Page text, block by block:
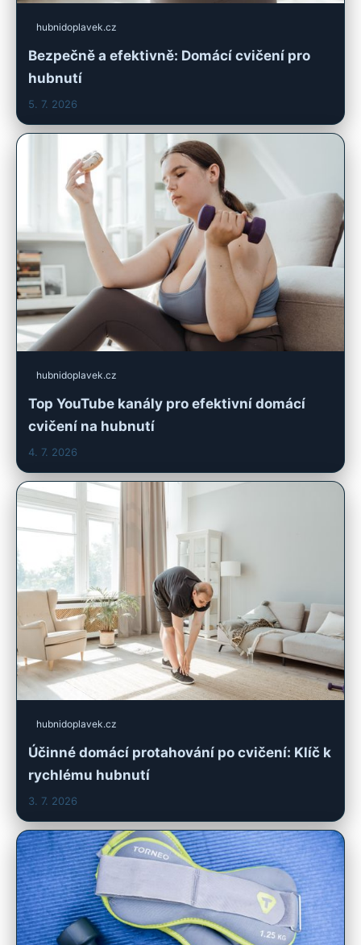
hubnidoplavek.cz
Bezpečně a efektivně: Domácí cvičení pro
hubnutí
5. 7. 2026
hubnidoplavek.cz
Top YouTube kanály pro efektivní domácí
cvičení na hubnutí
4. 7. 2026
hubnidoplavek.cz
Účinné domácí protahování po cvičení: Klíč k
rychlému hubnutí
3. 7. 2026